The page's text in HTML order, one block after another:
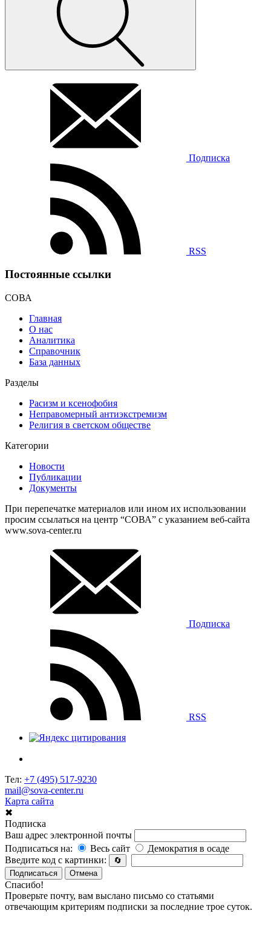
Подписка
RSS
Постоянные ссылки
СОВА
Главная
О нас
Аналитика
Справочник
База данных
Разделы
Расизм и ксенофобия
Неправомерный антиэкстремизм
Религия в светском обществе
Категории
Новости
Публикации
Документы
При перепечатке материалов или ином их использовании
просим ссылаться на центр “СОВА” с указанием веб-сайта
www.sova-center.ru
Подписка
RSS
Тел: +7 (495) 517-9230
mail@sova-center.ru
Карта сайта
✖
Подписка
Ваш адрес электронной почты
Подписаться на:
Весь сайт
Демократия в осаде
Введите код с картинки:
🔄
Подписаться
Отмена
Спасибо!
Проверьте почту, вам выслано письмо со статьями
отвечающим критериям подписки за последние трое суток.